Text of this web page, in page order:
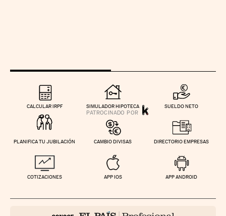
CALCULAR IRPF SIMULADOR HIPOTECA SUELDO NETO
PLANIFICA TU JUBILACIÓN CAMBIO DIVISAS DIRECTORIO EMPRESAS
COTIZACIONES APP IOS APP ANDROID